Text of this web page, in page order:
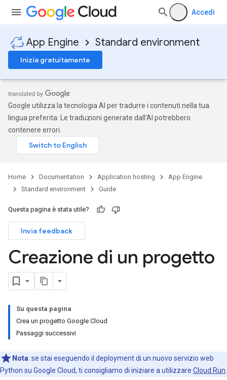
Accedi
App Engine Standard environment
Inizia gratuitamente
Google utilizza la tecnologia AI per tradurre i contenuti nella tua
lingua preferita. Le traduzioni generate dall'AI potrebbero
contenere errori.
Home Documentation Application hosting
App Engine
Standard environment
Guide
Questa pagina è stata utile?
Invia feedback
Creazione di un progetto
Su questa pagina
Crea un progetto Google Cloud
Passaggi successivi
Nota :se stai eseguendo il deployment di un nuovo servizio web
Python su Google Cloud, ti consigliamo di iniziare a utilizzare Cloud Run